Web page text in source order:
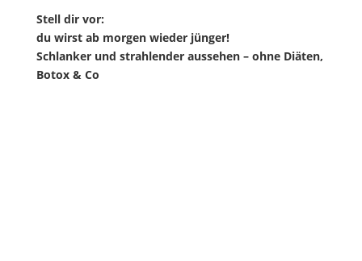
Stell dir vor:
du wirst ab morgen wieder jünger!
Schlanker und strahlender aussehen – ohne Diäten,
Botox & Co